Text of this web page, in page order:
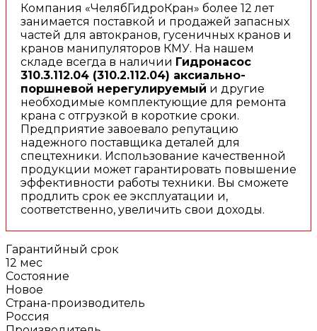
Компания «ЧелябГидроКран» более 12 лет
занимается поставкой и продажей запасных
частей для автокранов, гусеничных кранов и
кранов манипуляторов КМУ. На нашем
складе всегда в наличии Гидронасос
310.3.112.04 (310.2.112.04) аксиально-
поршневой нерегулируемый и другие
необходимые комплектующие для ремонта
крана с отгрузкой в короткие сроки.
Предприятие завоевало репутацию
надежного поставщика деталей для
спецтехники. Использование качественной
продукции может гарантировать повышение
эффективности работы техники. Вы сможете
продлить срок ее эксплуатации и,
соответственно, увеличить свои доходы.
Гарантийный срок
12 мес
Состояние
Новое
Страна-производитель
Россия